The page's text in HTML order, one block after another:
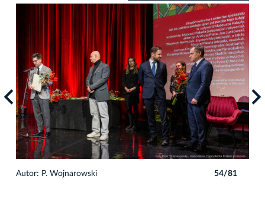
Autor: P. Wojnarowski 54/81